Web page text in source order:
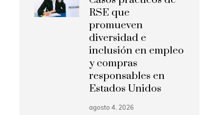
RSE que
promueven
diversidad e
inclusión en empleo
y compras
responsables en
Estados Unidos
agosto 4, 2026